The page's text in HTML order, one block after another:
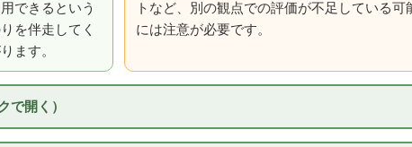
できるという
を伴走してく
ます。
トなど、別の観点での評価が不足している可
には注意が必要です。
で開く）